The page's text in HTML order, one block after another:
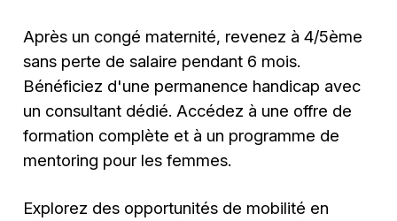
Après un congé maternité, revenez à 4/5ème
sans perte de salaire pendant 6 mois.
Bénéficiez d'une permanence handicap avec
un consultant dédié. Accédez à une offre de
formation complète et à un programme de
mentoring pour les femmes.
Explorez des opportunités de mobilité en